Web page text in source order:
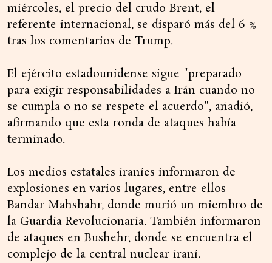
miércoles, el precio del crudo Brent, el
referente internacional, se disparó más del 6 %
tras los comentarios de Trump.
El ejército estadounidense sigue "preparado
para exigir responsabilidades a Irán cuando no
se cumpla o no se respete el acuerdo", añadió,
afirmando que esta ronda de ataques había
terminado.
Los medios estatales iraníes informaron de
explosiones en varios lugares, entre ellos
Bandar Mahshahr, donde murió un miembro de
la Guardia Revolucionaria. También informaron
de ataques en Bushehr, donde se encuentra el
complejo de la central nuclear iraní.